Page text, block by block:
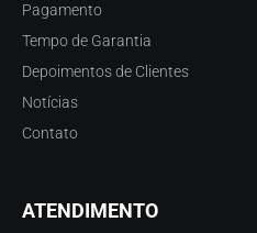
Pagamento
Tempo de Garantia
Depoimentos de Clientes
Notícias
Contato
ATENDIMENTO